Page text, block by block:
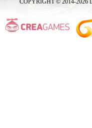
COPYRIGHT © 2014-2026